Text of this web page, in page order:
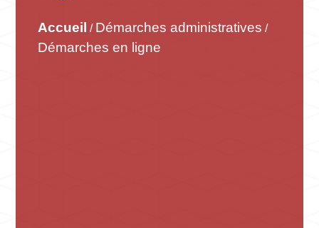
Accueil / Démarches administratives /
Démarches en ligne